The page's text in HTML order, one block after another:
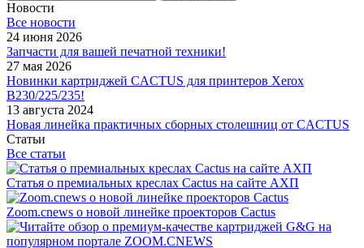
Новости
Все новости
24 июня 2026
Запчасти для вашей печатной техники!
27 мая 2026
Новинки картриджей CACTUS для принтеров Xerox
B230/225/235!
13 августа 2024
Новая линейка практичных сборных столешниц от CACTUS
Статьи
Все статьи
Статья о премиальных креслах Cactus на сайте АХП
Zoom.cnews о новой линейке проекторов Cactus